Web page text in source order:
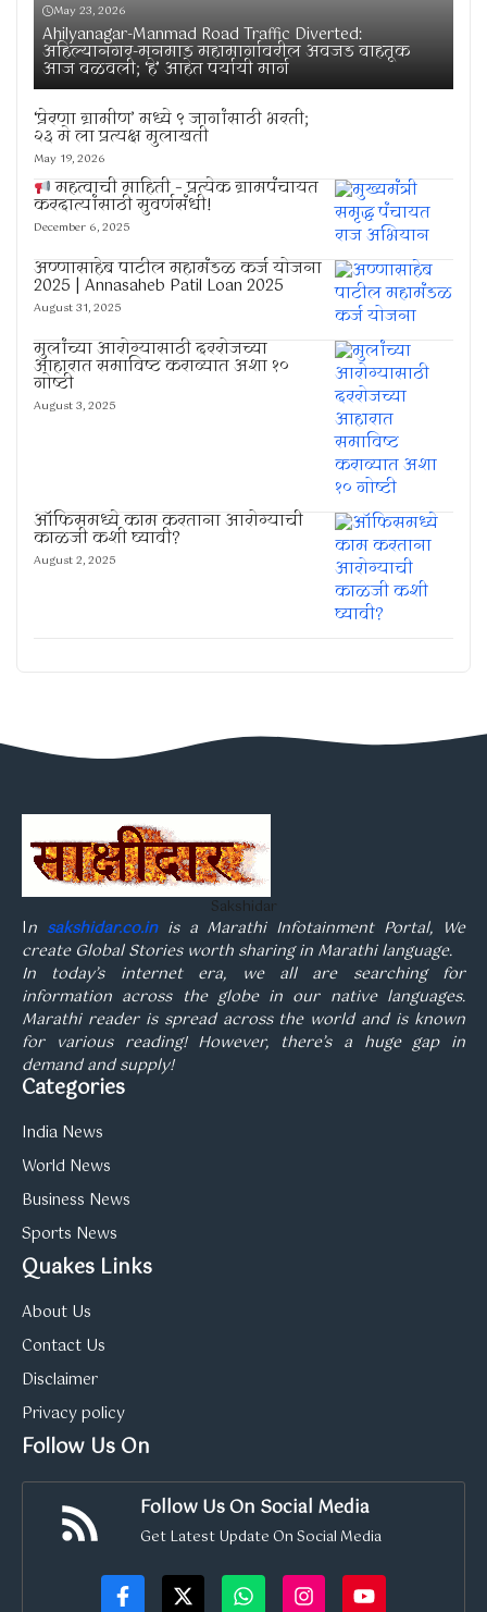
May 23, 2026
Ahilyanagar-Manmad Road Traffic Diverted:
अहिल्यानगर-मनमाड महामार्गावरील अवजड वाहतूक
आज वळवली; ‘हे’ आहेत पर्यायी मार्ग
‘प्रेरणा ग्रामीण’ मध्ये ९ जागांसाठी भरती;
२३ मे ला प्रत्यक्ष मुलाखती
May 19, 2026
महत्वाची माहिती – प्रत्येक ग्रामपंचायत
करदात्यांसाठी सुवर्णसंधी!
December 6, 2025
अण्णासाहेब पाटील महामंडळ कर्ज योजना
2025 | Annasaheb Patil Loan 2025
August 31, 2025
मुलांच्या आरोग्यासाठी दररोजच्या
आहारात समाविष्ट कराव्यात अशा १०
गोष्टी
August 3, 2025
ऑफिसमध्ये काम करताना आरोग्याची
काळजी कशी घ्यावी?
August 2, 2025
Sakshidar
In sakshidar.co.inis a Marathi Infotainment Portal, We
create Global Stories worth sharing in Marathi language.
In today’s internet era, we all are searching for
information across the globe in our native languages.
Marathi reader is spread across the world and is known
for various reading! However, there’s a huge gap in
demand and supply!
Categories
India News
World News
Business News
Sports News
Quakes Links
About Us
Contact Us
Disclaimer
Privacy policy
Follow Us On
Follow Us On Social Media
Get Latest Update On Social Media